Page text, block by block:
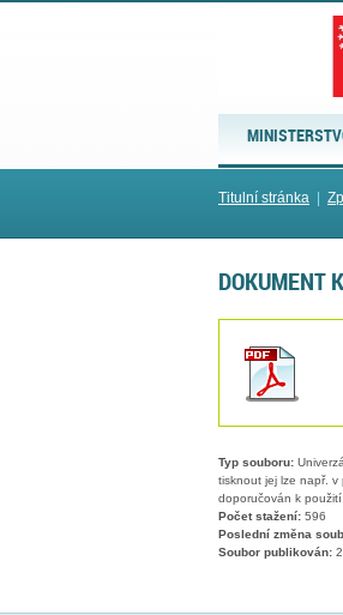
Titulní stránka
DOKUMENT
Typ souboru:
tisknout jej lze např. v
doporučován k
Počet stažení: 596
Poslední změna
Soubor publikován: